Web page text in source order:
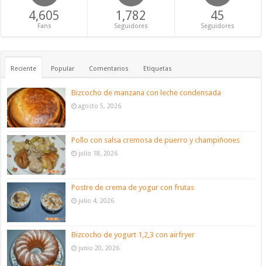
4,605
Fans
1,782
Seguidores
45
Seguidores
Reciente Popular Comentarios Etiquetas
Bizcocho de manzana con leche condensada
agosto 5, 2026
Pollo con salsa cremosa de puerro y champiñones
julio 18, 2026
Postre de crema de yogur con frutas
julio 4, 2026
Bizcocho de yogurt 1,2,3 con airfryer
junio 20, 2026